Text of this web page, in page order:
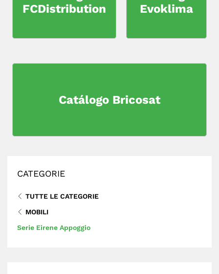
FCDistribution
Evoklima
Catálogo Bricosat
CATEGORIE
TUTTE LE CATEGORIE
MOBILI
Serie Eirene Appoggio